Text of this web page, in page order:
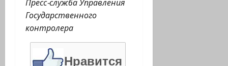
Пресс-служба Управления
Государственного
контролера
Нравится